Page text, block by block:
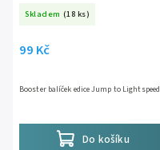
Skladem (18 ks)
99 Kč
Do košíku
Booster balíček edice Jump to Lightspeed